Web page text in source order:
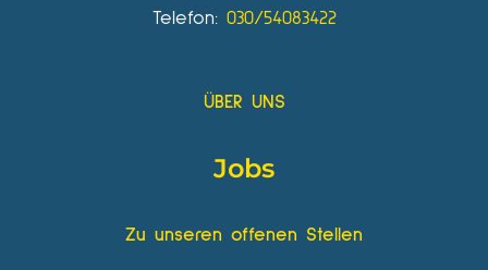
Telefon: 030/54083422
ÜBER UNS
Jobs
Zu unseren offenen Stellen